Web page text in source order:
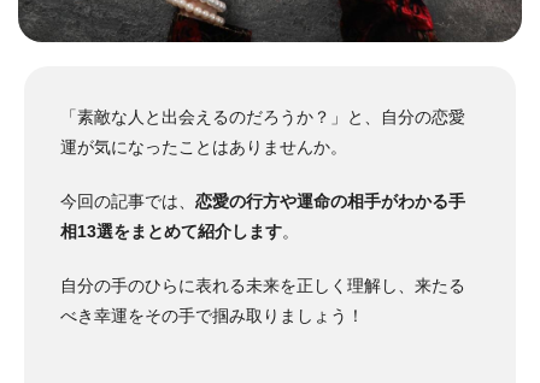
「素敵な人と出会えるのだろうか？」と、自分の恋愛
運が気になったことはありませんか。
今回の記事では、 恋愛の行方や運命の相手がわかる手
相13選をまとめて紹介します。
自分の手のひらに表れる未来を正しく理解し、来たる
べき幸運をその手で掴み取りましょう！